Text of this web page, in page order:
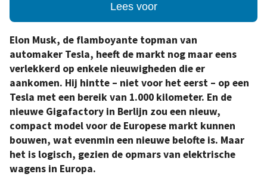
Lees voor
Elon Musk, de flamboyante topman van
automaker Tesla, heeft de markt nog maar eens
verlekkerd op enkele nieuwigheden die er
aankomen. Hij hintte – niet voor het eerst – op een
Tesla met een bereik van 1.000 kilometer. En de
nieuwe Gigafactory in Berlijn zou een nieuw,
compact model voor de Europese markt kunnen
bouwen, wat evenmin een nieuwe belofte is. Maar
het is logisch, gezien de opmars van elektrische
wagens in Europa.